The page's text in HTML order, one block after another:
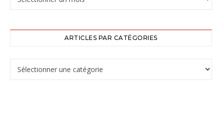
ARTICLES PAR CATÉGORIES